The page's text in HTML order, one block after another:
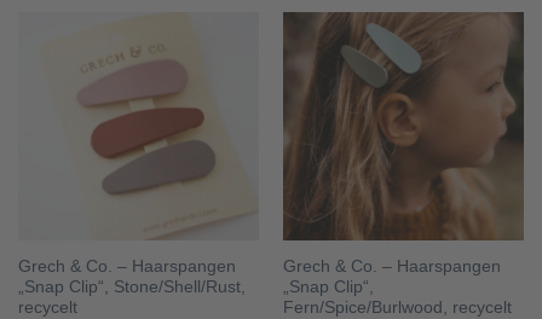
Grech & Co. – Haarspangen
„Snap Clip“, Stone/Shell/Rust,
recycelt
Grech & Co. – Haarspangen
„Snap Clip“,
Fern/Spice/Burlwood, recycelt